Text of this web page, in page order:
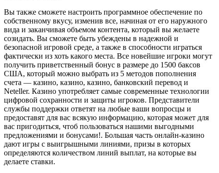
Вы также сможете настроить программное обеспечение по
собственному вкусу, изменив все, начиная от его наружного
вида и заканчивая объемом контента, который вы желаете
созидать. Вы сможете быть убеждены в надежной и
безопасной игровой среде, а также в способности играться
фактически из хоть какого места. Все новейшие игроки могут
получить приветственный бонус в размере до 1500 баксов
США, который можно выбрать из 5 методов пополнения
счета — казино, казино, казино, банковский перевод и
Neteller. Казино употребляет самые современные технологии
цифровой сохранности и защиты игроков. Представители
службы поддержки ответят на любые ваши вопросцы и
предоставят для вас всякую информацию, которая может для
вас пригодиться, чтоб пользоваться нашими выгодными
предложениями и бонусами!. Большая часть онлайн-казино
дают игры с выигрышными линиями, призы в которых
определяются количеством линий выплат, на которые вы
делаете ставки.